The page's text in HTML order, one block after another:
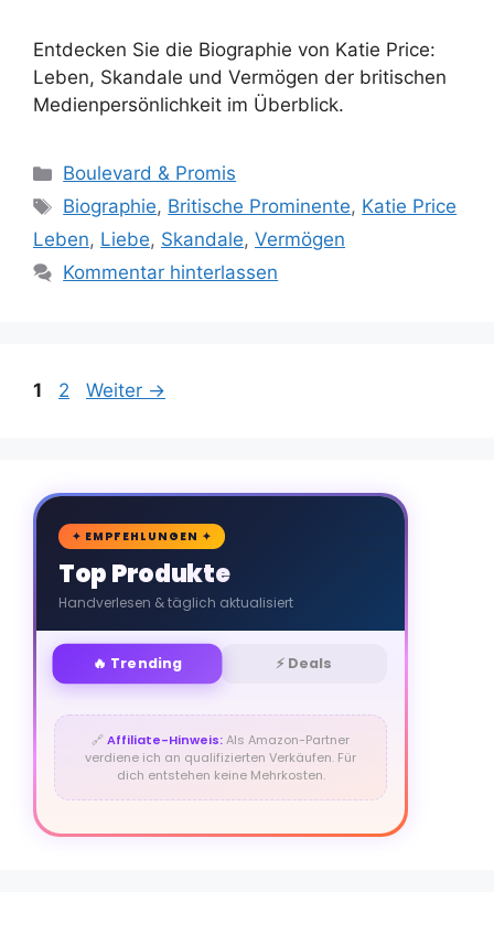
Entdecken Sie die Biographie von Katie Price:
Leben, Skandale und Vermögen der britischen
Medienpersönlichkeit im Überblick.
Kategorien
Boulevard & Promis
Schlagwörter
Biographie, Britische Prominente, Katie Price
Leben, Liebe, Skandale, Vermögen
Kommentar hinterlassen
Seite
1 Seite
2 Weiter →
🛒
✦ EMPFEHLUNGEN ✦
Top Produkte
Handverlesen & täglich aktualisiert
🔥 Trending ⚡ Deals
🔗Affiliate-Hinweis:Als Amazon-Partner
verdiene ich an qualifizierten Verkäufen. Für
dich entstehen keine Mehrkosten.